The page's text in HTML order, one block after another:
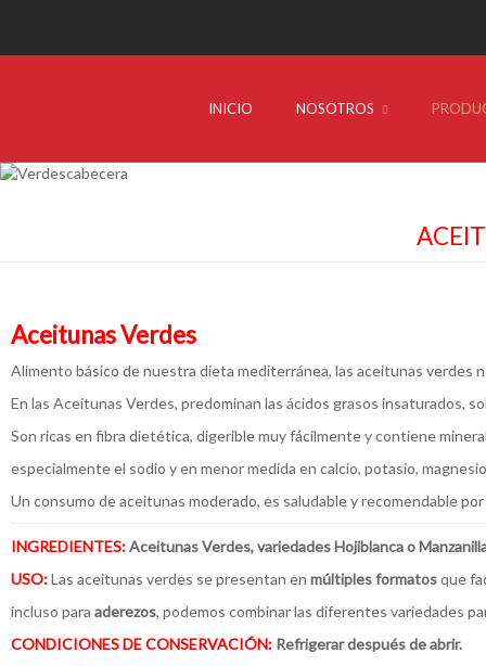
INICIO NOSOTROS
Aceitunas Verdes
Alimento básico de nuestra dieta mediterránea, las aceitunas verdes
En las Aceitunas Verdes, predominan las ácidos grasos insaturados,
Son ricas en fibra dietética, digerible muy fácilmente y contiene
especialmente el sodio y en menor medida en calcio, potasio,
Un consumo de aceitunas moderado, es saludable y recomendable
INGREDIENTES:Aceitunas Verdes, variedades Hojiblanca o
USO:Las aceitunas verdes se presentan en múltiples formatosque
incluso para aderezos, podemos combinar las diferentes variedades
CONDICIONES DE CONSERVACIÓN: Refrigerar después de abrir.